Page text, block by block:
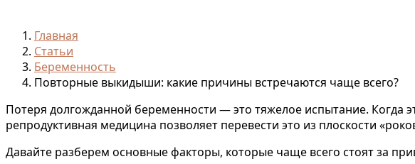
Главная
Статьи
Беременность
Повторные выкидыши: какие причины встречаются чаще всего?
Потеря долгожданной беременности — это тяжелое испытание. Когда
репродуктивная медицина позволяет перевести это из плоскости
Давайте разберем основные факторы, которые чаще всего стоят за